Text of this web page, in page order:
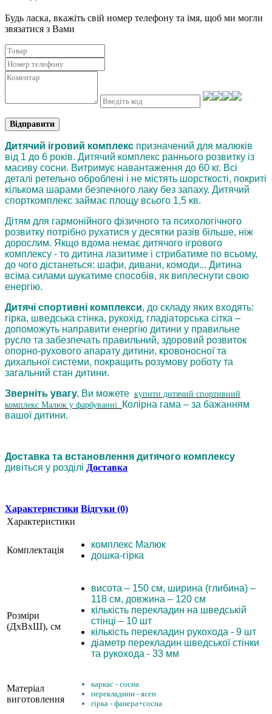
Будь ласка, вкажіть свій номер телефону та iмя, щоб ми могли
звязатися з Вами
Відправити
Дитячий ігровий комплекс призначений для малюків
від 1 до 6 років. Дитячий комплекс раннього розвитку із
масиву сосни. Витримує навантаження до 60 кг. Всі
деталі ретельно оброблені і не містять шорсткості, покриті
кількома шарами безпечного лаку без запаху. Дитячий
спорткомплекс займає площу всього 1,5 кв.
Дітям для гармонійного фізичного та психологічного
розвитку потрібно рухатися у десятки разів більше, ніж
дорослим. Якщо вдома немає дитячого ігрового
комплексу - то дитина лазитиме і стрибатиме по всьому,
до чого дістанеться: шафи, дивани, комоди... Дитина
всіма силами шукатиме способів, як виплеснути свою
енергію.
Дитячі спортивні комплекси, до складу яких входять:
гірка, шведська стінка, рукохід, гладіаторська сітка –
допоможуть направити енергію дитини у правильне
русло та забезпечать правильний, здоровий розвиток
опорно-рухового апарату дитини, кровоносної та
дихальної системи, покращить розумову роботу та
загальний стан дитини.
Зверніть увагу. Ви можете купити дитячий спортивний
комплекс Малюк у фарбуванні. Колірна гама – за бажанням
вашої дитини.
Доставка та встановлення дитячого комплексу
дивіться у розділі Доставка
Характеристики Відгуки (0)
Характеристики
Комплектація
комплекс Малюк
дошка-гірка
Розміри
(ДхВхШ), см
висота – 150 см, ширина (глибина) –
118 см, довжина – 120 см
кількість перекладин на шведській
стінці – 10 шт
кількість перекладин рукохода - 9 шт
діаметр перекладин шведської стінки
та рукохода - 33 мм
Матеріал
виготовлення
каркас - сосна
перекладини - ясен
гірка - фанера+сосна